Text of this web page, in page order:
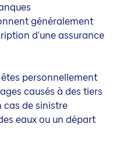
généralement
d'une assurance
personnellement
causés à des tiers
cas de sinistre
eaux ou un départ